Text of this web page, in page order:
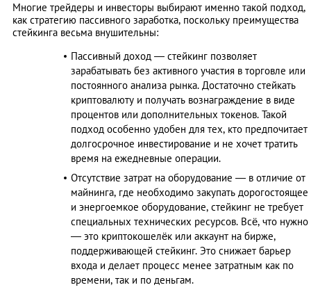
Многие трейдеры и инвесторы выбирают именно такой подход,
как стратегию пассивного заработка, поскольку преимущества
стейкинга весьма внушительны:
Пассивный доход — стейкинг позволяет
зарабатывать без активного участия в торговле или
постоянного анализа рынка. Достаточно стейкать
криптовалюту и получать вознаграждение в виде
процентов или дополнительных токенов. Такой
подход особенно удобен для тех, кто предпочитает
долгосрочное инвестирование и не хочет тратить
время на ежедневные операции.
Отсутствие затрат на оборудование — в отличие от
майнинга, где необходимо закупать дорогостоящее
и энергоемкое оборудование, стейкинг не требует
специальных технических ресурсов. Всё, что нужно
— это криптокошелёк или аккаунт на бирже,
поддерживающей стейкинг. Это снижает барьер
входа и делает процесс менее затратным как по
времени, так и по деньгам.